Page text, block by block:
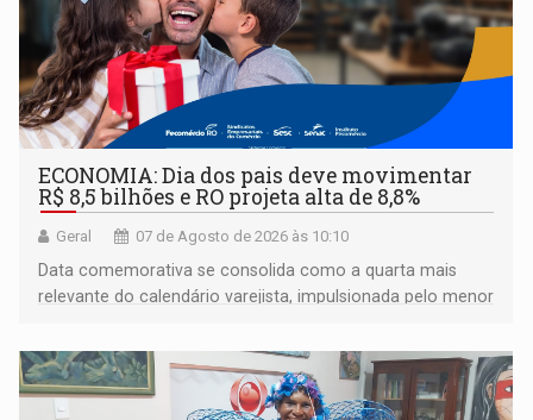
ECONOMIA: Dia dos pais deve movimentar
R$ 8,5 bilhões e RO projeta alta de 8,8%
Geral 07 de Agosto de 2026 às 10:10
Data comemorativa se consolida como a quarta mais
relevante do calendário varejista, impulsionada pelo menor
média do trabalhador